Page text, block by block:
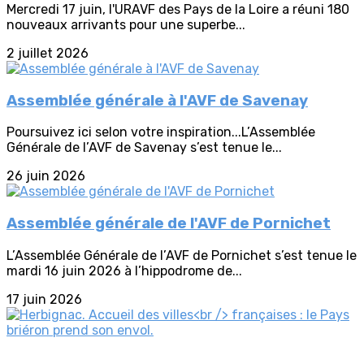
Mercredi 17 juin, l'URAVF des Pays de la Loire a réuni 180
nouveaux arrivants pour une superbe...
2 juillet 2026
Assemblée générale à l'AVF de Savenay
Poursuivez ici selon votre inspiration...L’Assemblée
Générale de l’AVF de Savenay s’est tenue le...
26 juin 2026
Assemblée générale de l'AVF de Pornichet
L’Assemblée Générale de l’AVF de Pornichet s’est tenue le
mardi 16 juin 2026 à l’hippodrome de...
17 juin 2026